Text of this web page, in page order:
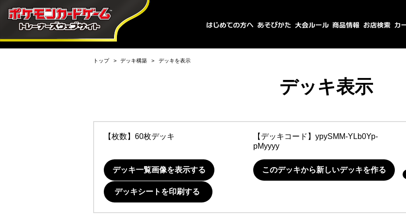
トップ デッキ構築 デッキを表示
デッキ表示
【枚数】60枚デッキ 【デッキコード】 ypySMM-YLb0Yp-
pMyyyy
デッキ一覧画像を表示する このデッキから新しいデッキを作る
デッキシートを印刷する